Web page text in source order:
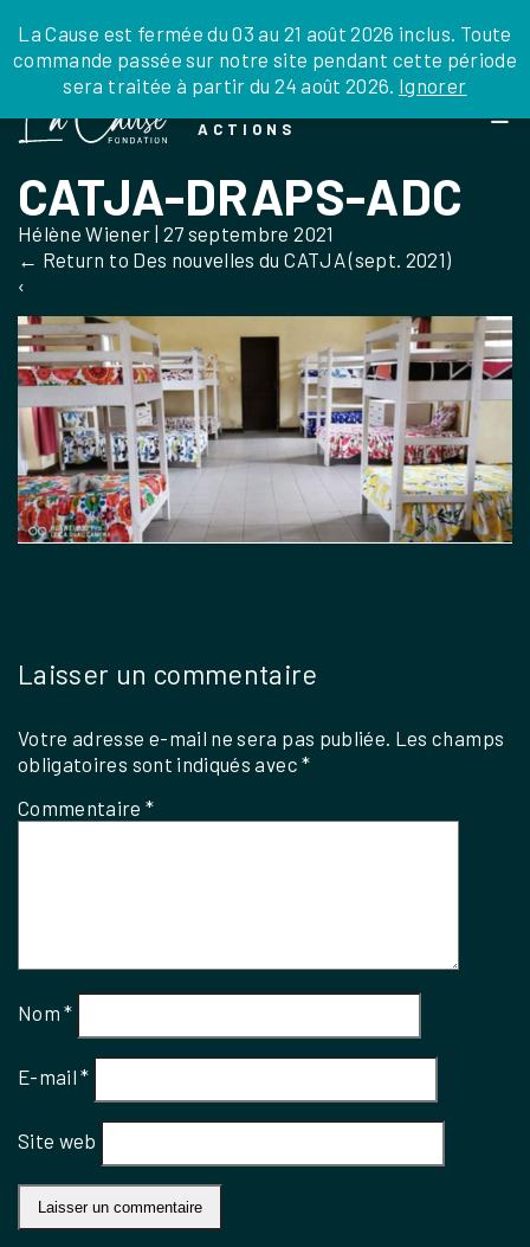
to
the
La Cause est fermée du 03 au 21 août 2026 inclus. Toute
commande passée sur notre site pendant cette période
sera traitée à partir du 24 août 2026. Ignorer
JE DONNE JE PARRAINE NOUS SOUTENIR
DEPUIS LA FRANCE
DEPUIS L’INTERNATIONAL
EN TANT QU’ORGANISATION
LEGS, LIBÉRALITÉS
0 ARTICLE
ACTIONS
CATJA-DRAPS-ADC
Hélène Wiener | 27 septembre 2021
← Return to Des nouvelles du CATJA (sept. 2021)
‹
Laisser un commentaire
Votre adresse e-mail ne sera pas publiée. Les champs
obligatoires sont indiqués avec*
Commentaire*
Nom*
E-mail*
Site web